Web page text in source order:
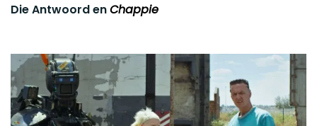
Die Antwoord enChappie